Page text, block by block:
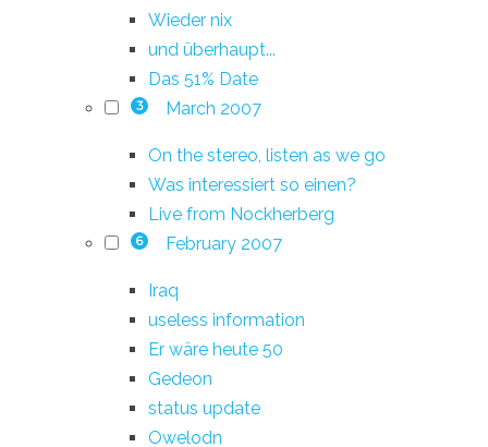
Wieder nix
und überhaupt...
Das 51% Date
3 March 2007
On the stereo, listen as we go
Was interessiert so einen?
Live from Nockherberg
6 February 2007
Iraq
useless information
Er wäre heute 50
Gedeon
status update
Owelodn